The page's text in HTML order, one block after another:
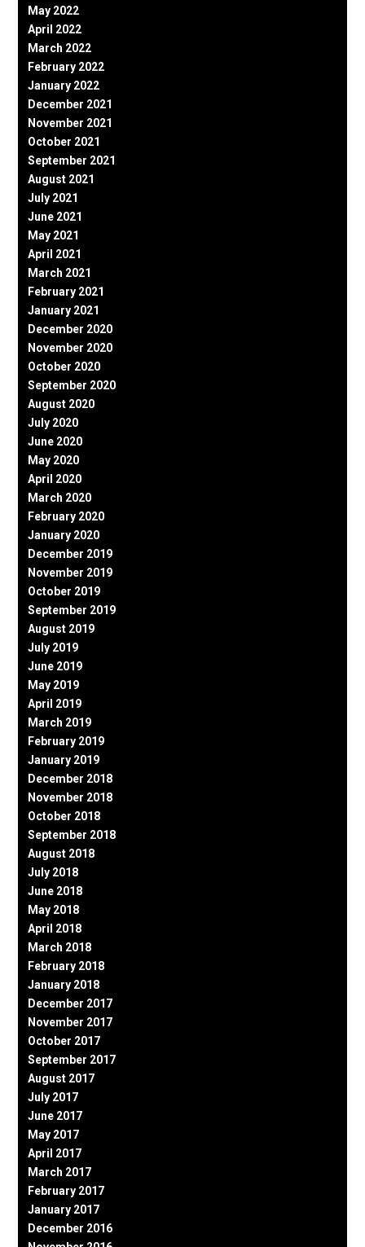
May 2022
April 2022
March 2022
February 2022
January 2022
December 2021
November 2021
October 2021
September 2021
August 2021
July 2021
June 2021
May 2021
April 2021
March 2021
February 2021
January 2021
December 2020
November 2020
October 2020
September 2020
August 2020
July 2020
June 2020
May 2020
April 2020
March 2020
February 2020
January 2020
December 2019
November 2019
October 2019
September 2019
August 2019
July 2019
June 2019
May 2019
April 2019
March 2019
February 2019
January 2019
December 2018
November 2018
October 2018
September 2018
August 2018
July 2018
June 2018
May 2018
April 2018
March 2018
February 2018
January 2018
December 2017
November 2017
October 2017
September 2017
August 2017
July 2017
June 2017
May 2017
April 2017
March 2017
February 2017
January 2017
December 2016